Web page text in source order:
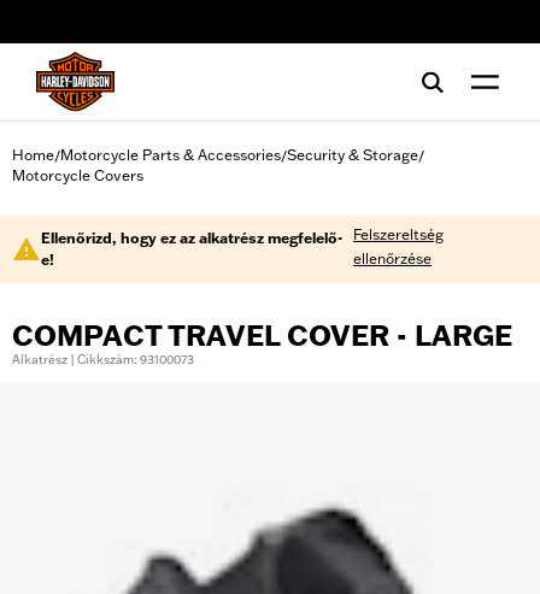
Home/Motorcycle Parts & Accessories/Security & Storage/
Motorcycle Covers
Ellenőrizd, hogy ez az alkatrész megfelelő-
e!
Felszereltség
ellenőrzése
COMPACT TRAVEL COVER - LARGE
Alkatrész | Cikkszám: 93100073